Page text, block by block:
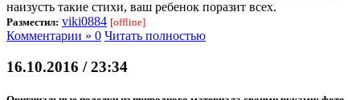
наизусть такие стихи, ваш ребенок поразит всех.
Разместил: viki0884 [offline]
Комментарии » 0 Читать полностью
16.10.2016 / 23:34